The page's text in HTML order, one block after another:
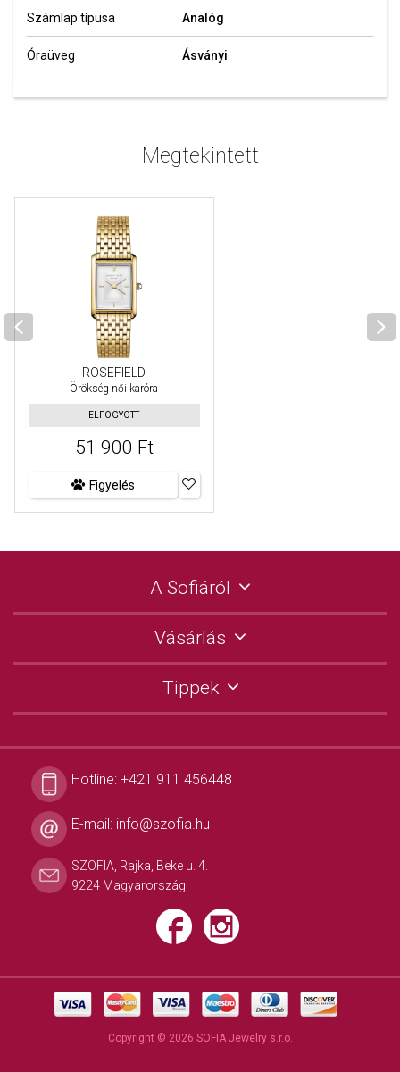
Számlap típusa Analóg
Óraüveg Ásványi
Megtekintett
ROSEFIELD
Örökség női karóra
ELFOGYOTT
51 900 Ft
Figyelés
A Sofiáról
Vásárlás
Tippek
Hotline: +421 911 456448
E-mail: info@szofia.hu
SZOFIA, Rajka, Beke u. 4.
9224 Magyarország
Copyright © 2026 SOFIA Jewelry s.r.o.